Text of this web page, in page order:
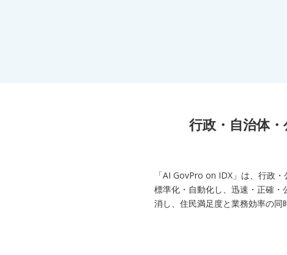
行政・自治体
「AI GovPro on IDX」は、行政
標準化・自動化し、迅速・正確
消し、住民満足度と業務効率の同